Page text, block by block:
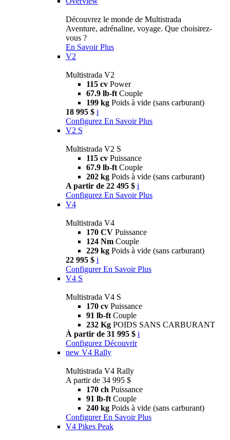
Découvrez le monde de Multistrada
Aventure, adrénaline, voyage. Que choisirez-
vous ?
En Savoir Plus
V2
Multistrada V2
115 cv Power
67.9 lb-ft Couple
199 kg Poids à vide (sans carburant)
18 995 $ i
Configurez En Savoir Plus
V2 S
Multistrada V2 S
115 cv Puissance
67.9 lb-ft Couple
202 kg Poids à vide (sans carburant)
A partir de 22 495 $ i
Configurez En Savoir Plus
V4
Multistrada V4
170 CV Puissance
124 Nm Couple
229 kg Poids à vide (sans carburant)
22 995 $ i
Configurer En Savoir Plus
V4 S
Multistrada V4 S
170 cv Puissance
91 lb-ft Couple
232 Kg POIDS SANS CARBURANT
À partir de 31 995 $ i
Configurez Découvrir
new V4 Rally
Multistrada V4 Rally
A partir de 34 995 $
170 ch Puissance
91 lb-ft Couple
240 kg Poids à vide (sans carburant)
Configurer En Savoir Plus
V4 Pikes Peak